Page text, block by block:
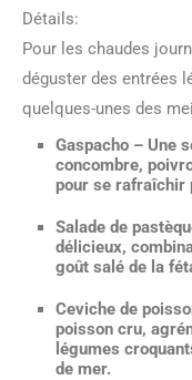
Détails:
Pour les chaudes
déguster des entrées
quelques-unes des
Gaspacho – Une
concombre,
pour se rafraîchir
Salade de
délicieux,
goût salé de la
Ceviche de
poisson cru,
légumes
de mer.